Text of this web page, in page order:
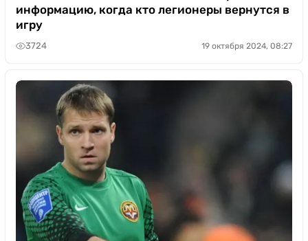
информацию, когда кто легионеры вернутся в
игру
3724 19 октября 2024, 08:27